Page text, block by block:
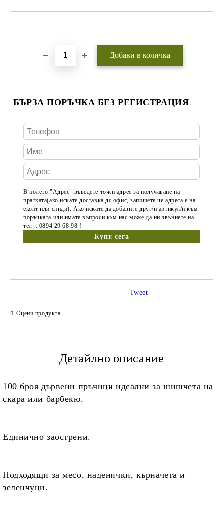
БЪРЗА ПОРЪЧКА БЕЗ РЕГИСТРАЦИЯ
В полето "Адрес" въведете точен адрес за получаване на
пратката(ако искате доставка до офис, запишете че адреса е на
еконт или спиди). Ако искате да добавите друг/и артикул/и към
поръчката или имате въпроси към нас може да ни звъннете на
тел. : 0894 29 68 98 !
Оцени продукта
Tweet
Детайлно описание
100 броя дървени пръчици идеални за шишчета на
скара или барбекю.
Единичнозаострени.
Подходящи за месо, наденички, кърначета и
зеленчуци.